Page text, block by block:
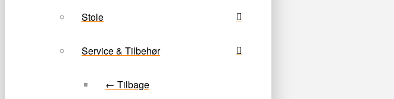
Stole
Service & Tilbehør
← Tilbage